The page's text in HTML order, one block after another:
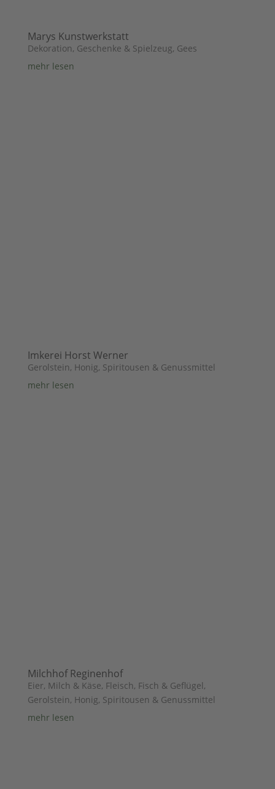
Marys Kunstwerkstatt
Dekoration, Geschenke & Spielzeug, Gees
mehr lesen
Imkerei Horst Werner
Gerolstein, Honig, Spiritousen & Genussmittel
mehr lesen
Milchhof Reginenhof
Eier, Milch & Käse, Fleisch, Fisch & Geflügel,
Gerolstein, Honig, Spiritousen & Genussmittel
mehr lesen